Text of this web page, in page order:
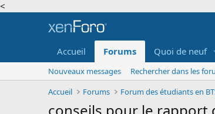
<
Accueil Forums Quoi de neuf
Nouveaux messages
Rechercher dans les
Accueil
Forums Forum des étudiants en